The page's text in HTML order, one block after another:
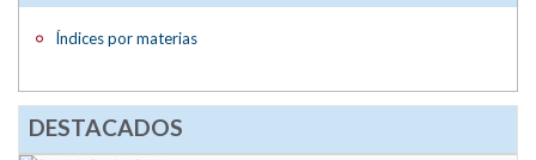
Índices por materias
DESTACADOS